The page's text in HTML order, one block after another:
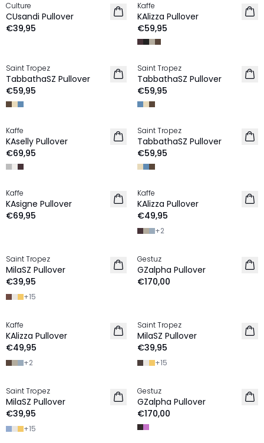
NIEUW
Culture
CUsandi Pullover
€39,95
NIEUW
Kaffe
KAlizza Pullover
€59,95
NIEUW
Saint Tropez
TabbathaSZ Pullover
€59,95
NIEUW
Saint Tropez
TabbathaSZ Pullover
€59,95
NIEUW
Kaffe
KAselly Pullover
€69,95
NIEUW
Saint Tropez
TabbathaSZ Pullover
€59,95
NIEUW
Kaffe
KAsigne Pullover
€69,95
NIEUW
Kaffe
KAlizza Pullover
€49,95
+2
NIEUW
Saint Tropez
MilaSZ Pullover
€39,95
+15
NIEUW
Gestuz
GZalpha Pullover
€170,00
NIEUW
Kaffe
KAlizza Pullover
€49,95
+2
NIEUW
Saint Tropez
MilaSZ Pullover
€39,95
+15
NIEUW
Saint Tropez
MilaSZ Pullover
€39,95
+15
NIEUW
Gestuz
GZalpha Pullover
€170,00